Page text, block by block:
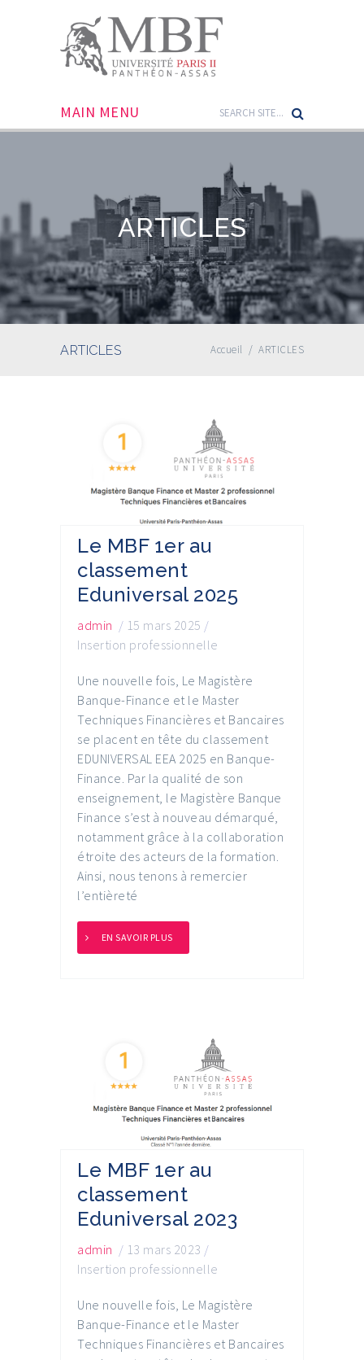
MAIN MENU
ARTICLES
ARTICLES Accueil / ARTICLES
Le MBF 1er au
classement
Eduniversal 2025
admin / 15 mars 2025 /
Insertion professionnelle
Une nouvelle fois, Le Magistère
Banque-Finance et le Master
Techniques Financières et Bancaires
se placent en tête du classement
EDUNIVERSAL EEA 2025 en Banque-
Finance. Par la qualité de son
enseignement, le Magistère Banque
Finance s’est à nouveau démarqué,
notamment grâce à la collaboration
étroite des acteurs de la formation.
Ainsi, nous tenons à remercier
l’entièreté
EN SAVOIR PLUS
Le MBF 1er au
classement
Eduniversal 2023
admin / 13 mars 2023 /
Insertion professionnelle
Une nouvelle fois, Le Magistère
Banque-Finance et le Master
Techniques Financières et Bancaires